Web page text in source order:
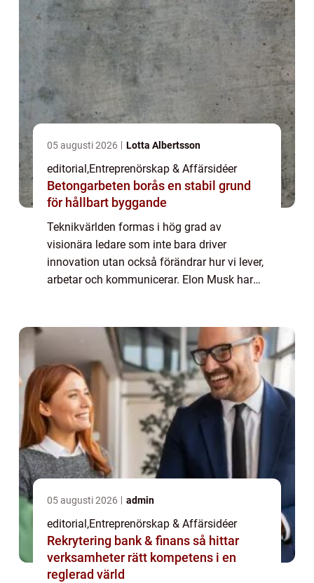
05 augusti 2026 Lotta Albertsson
editorial ,Entreprenörskap & Affärsidéer
Betongarbeten borås en stabil grund
för hållbart byggande
Teknikvärlden formas i hög grad av
visionära ledare som inte bara driver
innovation utan också förändrar hur vi lever,
arbetar och kommunicerar. Elon Musk har
05 augusti 2026 admin
editorial ,Entreprenörskap & Affärsidéer
Rekrytering bank & finans så hittar
verksamheter rätt kompetens i en
reglerad värld